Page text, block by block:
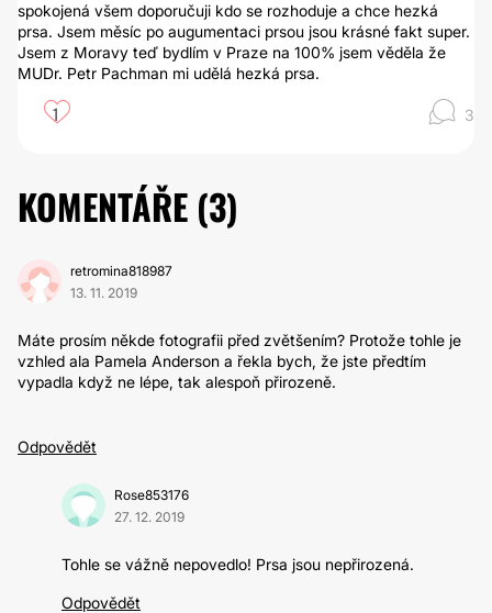
spokojená všem doporučuji kdo se rozhoduje a chce hezká
prsa. Jsem měsíc po augumentaci prsou jsou krásné fakt super.
Jsem z Moravy teď bydlím v Praze na 100% jsem věděla že
MUDr. Petr Pachman mi udělá hezká prsa.
1 3
KOMENTÁŘE (3)
retromina818987
13. 11. 2019
Máte prosím někde fotografii před zvětšením? Protože tohle je
vzhled ala Pamela Anderson a řekla bych, že jste předtím
vypadla když ne lépe, tak alespoň přirozeně.
Odpovědět
Rose853176
27. 12. 2019
Tohle se vážně nepovedlo! Prsa jsou nepřirozená.
Odpovědět